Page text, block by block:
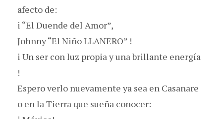
afecto de:
i “El Duende del Amor”,
Johnny “El Niño LLANERO” !
i Un ser con luz propia y una brillante energía
!
Espero verlo nuevamente ya sea en Casanare
o en la Tierra que sueña conocer: